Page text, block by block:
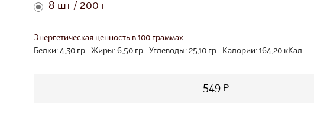
8 шт / 200 г
Энергетическая ценность в 100 граммах
Белки: 4,30 гр Жиры: 6,50 гр Углеводы: 25,10 гр Калории: 164,20 кКал
549 ₽